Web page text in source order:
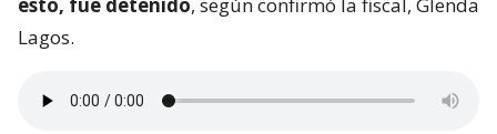
esto, fue detenido, según confirmó la fiscal, Glenda
Lagos.